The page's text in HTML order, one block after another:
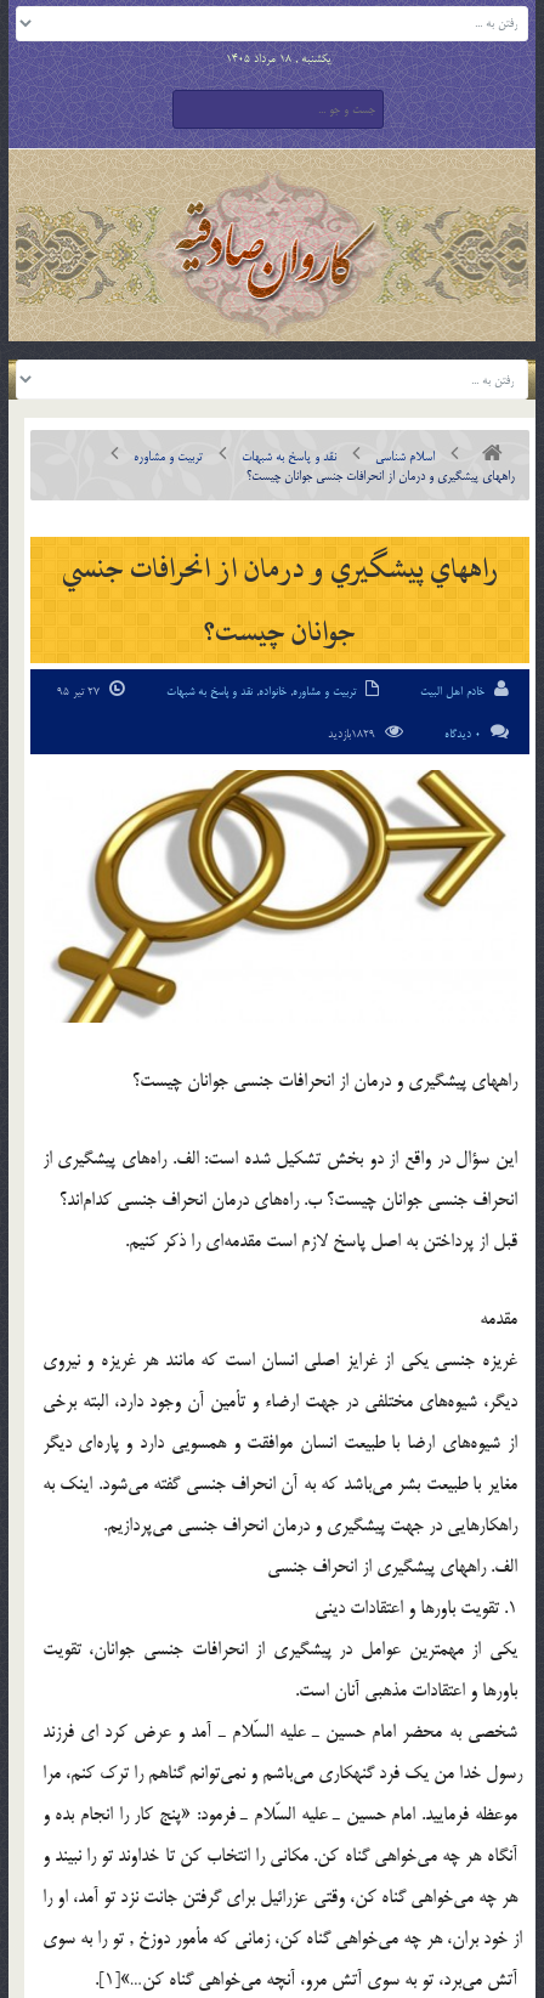
یکشنبه , 18 مرداد 1405
اسلام شناسی نقد و پاسخ به شبهات
تربیت و مشاوره
راههاي پيشگيري و درمان از انحرافات جنسي جوانان چيست؟
راههاي پيشگيري و درمان از انحرافات جنسي
جوانان چيست؟
خادم اهل البیت تربیت و مشاوره, خانواده, نقد و پاسخ به شبهات
0 دیدگاه
راههاي پيشگيري و درمان از انحرافات جنسي جوانان چيست؟
اين سؤال در واقع از دو بخش تشكيل شده است: الف. راه‌هاي پيشگيري از
انحراف جنسي جوانان چيست؟ ب. راه‌هاي درمان انحراف جنسي كدام‌اند؟
قبل از پرداختن به اصل پاسخ لازم است مقدمه‎اي را ذكر كنيم.
مقدمه
غريزه جنسي يكي از غرايز اصلي انسان است كه مانند هر غريزه و نيروي
ديگر، شيوه‎هاي مختلفي در جهت ارضاء و تأمين آن وجود دارد، البته برخي
از شيوه‎هاي ارضا با طبيعت انسان موافقت و همسويي دارد و پاره‎اي ديگر
مغاير با طبيعت بشر مي‎باشد كه به آن انحراف جنسي گفته مي‎شود. اينك به
راهكارهايي در جهت پيشگيري و درمان انحراف جنسي مي‎پردازيم.
الف. راههاي پيشگيري از انحراف جنسي
1. تقويت باورها و اعتقادات ديني
يكي از مهمترين عوامل در پيشگيري از انحرافات جنسي جوانان، تقويت
باورها و اعتقادات مذهبي آنان است.
شخصي به محضر امام حسين ـ عليه السّلام ـ آمد و عرض كرد اي فرزند
رسول خدا من يك فرد گنهكاري مي‎باشم و نمي‎توانم گناهم را ترك كنم، مرا
موعظه فرماييد. امام حسين ـ عليه السّلام ـ فرمود: «پنج كار را انجام بده و
آنگاه هر چه مي‎خواهي گناه كن. مكاني را انتخاب كن تا خداوند تو را نبيند و
هر چه مي‎خواهي گناه كن، وقتي عزرائيل براي گرفتن جانت نزد تو آمد، او را
از خود بران، هر چه مي‎خواهي گناه كن، زماني كه مأمور دوزخ , تو را به سوي
آتش مي‎برد، تو به سوي آتش مرو، آنچه مي‎خواهي گناه كن…»[1].